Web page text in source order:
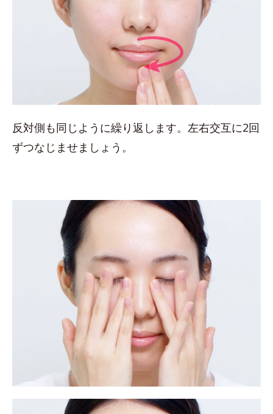
反対側も同じように繰り返します。左右交互に2回
ずつなじませましょう。